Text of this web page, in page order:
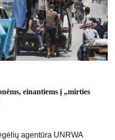
einantiems į „mirties
agentūra UNRWA